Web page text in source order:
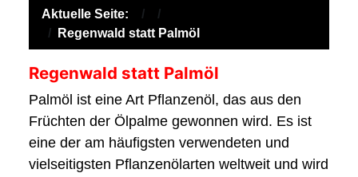
Aktuelle Seite:
Regenwald statt Palmöl
Regenwald statt Palmöl
Palmöl ist eine Art Pflanzenöl, das aus den
Früchten der Ölpalme gewonnen wird. Es ist
eine der am häufigsten verwendeten und
vielseitigsten Pflanzenölarten weltweit und wird